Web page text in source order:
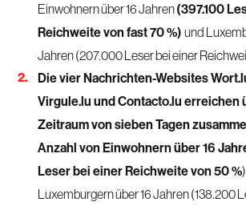
Einwohnern über 16 Jahren(397.100
Reichweite von fast 70 %)und
Jahren (207.000 Leser bei einer
Die vier Nachrichten-Websites
Virgule.lu und Contacto.lu erreichen
Zeitraum von sieben Tagen
Anzahl von Einwohnern über 16
Leser bei einer Reichweite von 50 %
Luxemburgern über 16 Jahren (138.200